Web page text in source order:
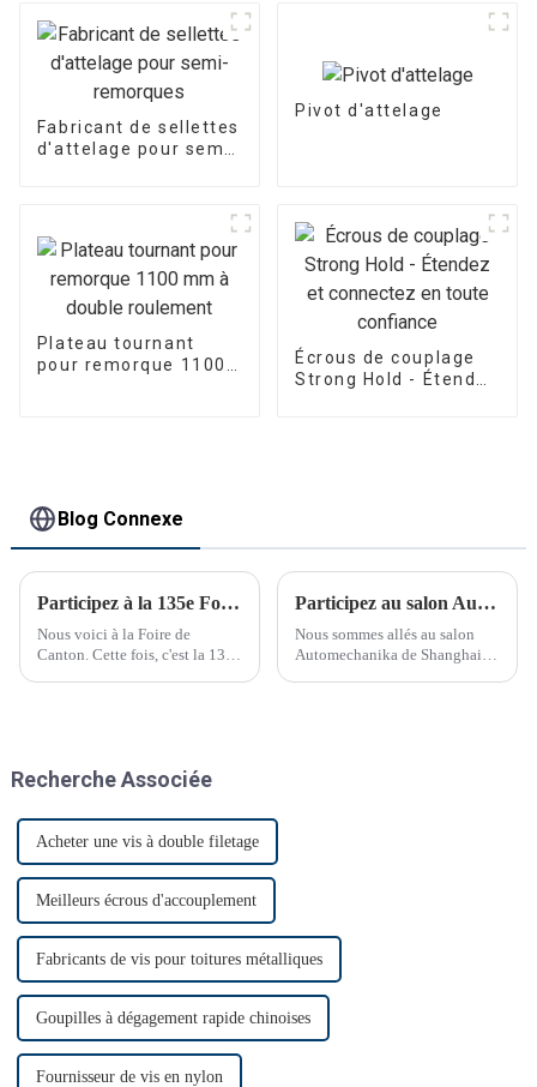
Fabricant de sellettes
d'attelage pour semi-
Pivot d'attelage
Plateau tournant
pour remorque 1100
Écrous de couplage
Strong Hold - Étendez
Blog Connexe
Participez à la 135e Foire de Canton
Nous voici à la Foire de
Canton. Cette fois, c'est la 135e
Participez au salon Automechanika de Shanghai
Nous sommes allés au salon
Automechanika de Shanghai
Recherche Associée
Acheter une vis à double filetage
Meilleurs écrous d'accouplement
Fabricants de vis pour toitures métalliques
Goupilles à dégagement rapide chinoises
Fournisseur de vis en nylon